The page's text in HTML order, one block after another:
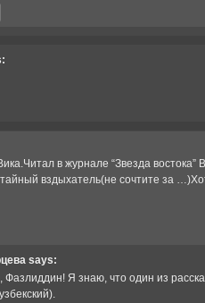
в журнале “Звезда
вздыхатель(не сочтите за
says:
Я знаю, что один из